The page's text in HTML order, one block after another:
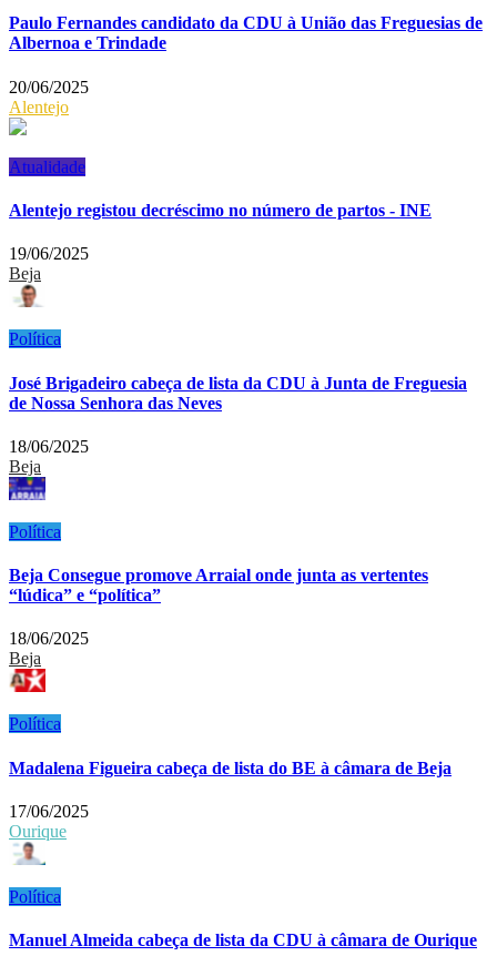
Paulo Fernandes candidato da CDU à União das Freguesias de
Albernoa e Trindade
20/06/2025
Alentejo
Atualidade
Alentejo registou decréscimo no número de partos - INE
19/06/2025
Beja
Política
José Brigadeiro cabeça de lista da CDU à Junta de Freguesia
de Nossa Senhora das Neves
18/06/2025
Beja
Política
Beja Consegue promove Arraial onde junta as vertentes
“lúdica” e “política”
18/06/2025
Beja
Política
Madalena Figueira cabeça de lista do BE à câmara de Beja
17/06/2025
Ourique
Política
Manuel Almeida cabeça de lista da CDU à câmara de Ourique